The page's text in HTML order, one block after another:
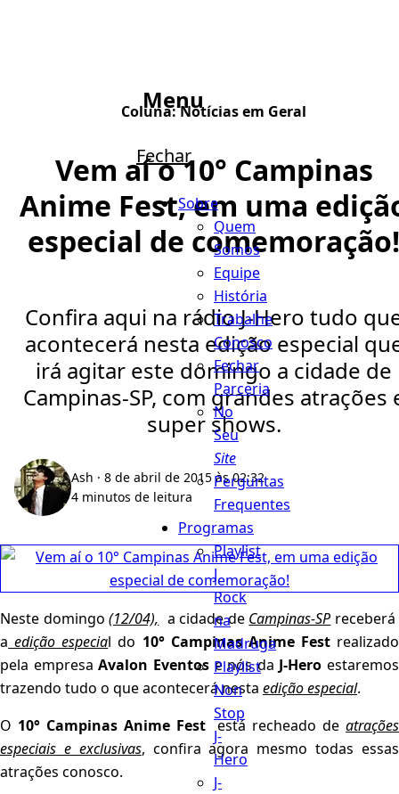
Menu
Fechar
Sobre
Quem
Somos
Equipe
História
Trabalhe
Conosco
Fechar
Parceria
No
Seu
Site
Perguntas
Frequentes
Programas
Playlist
J
Rock
na
Madruga
Playlist
Non
Stop
J-
Hero
J-
Coluna:Notícias em Geral
Vem aí o 10° Campinas
Anime Fest, em uma
especial de comemoração!
Confira aqui na rádio J-Hero tudo
acontecerá nesta edição especial
irá agitar este domingo a cidade de
Campinas-SP, com grandes atrações
super shows.
Ash · 8 de abril de 2015 às 02:32
4 minutos de leitura
Neste domingo(12/04), a cidade de Campinas-SP receberá
a edição especial do 10° Campinas Anime Fest realizado
pela empresaAvalon Eventos e nós da J-Hero estaremos
trazendo tudo o que acontecerá nesta edição especial.
O 10° Campinas Anime Fest está recheado deatrações
especiais e exclusivas, confira agora mesmo todas essas
atrações conosco.